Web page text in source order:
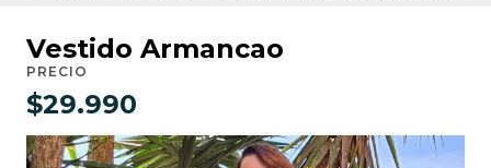
Vestido Armancao
PRECIO
$29.990